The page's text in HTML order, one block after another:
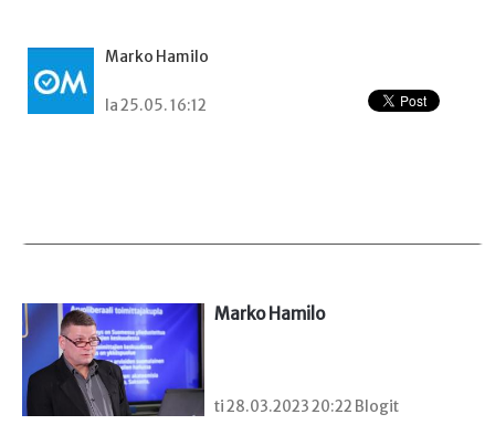
Marko Hamilo
la 25.05. 16:12
Marko Hamilo
ti 28.03.2023 20:22 Blogit